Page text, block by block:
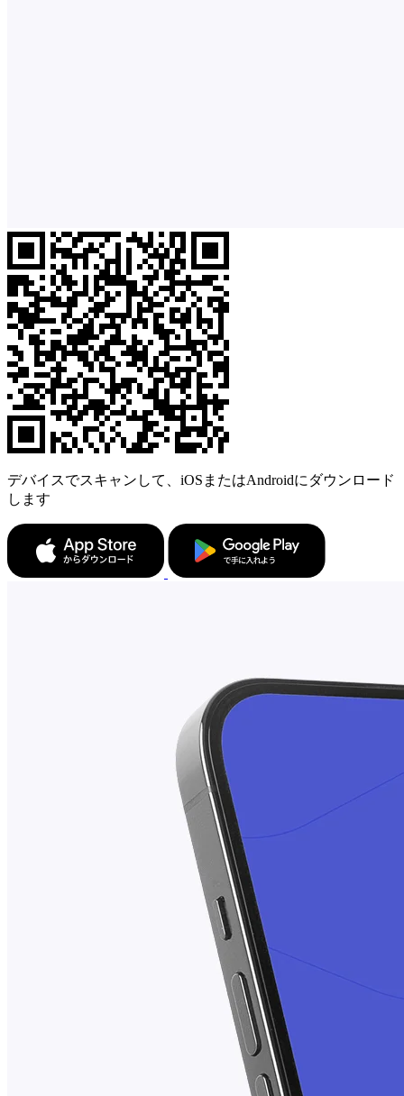
デバイスでスキャンして、iOSまたはAndroidにダウンロード
します